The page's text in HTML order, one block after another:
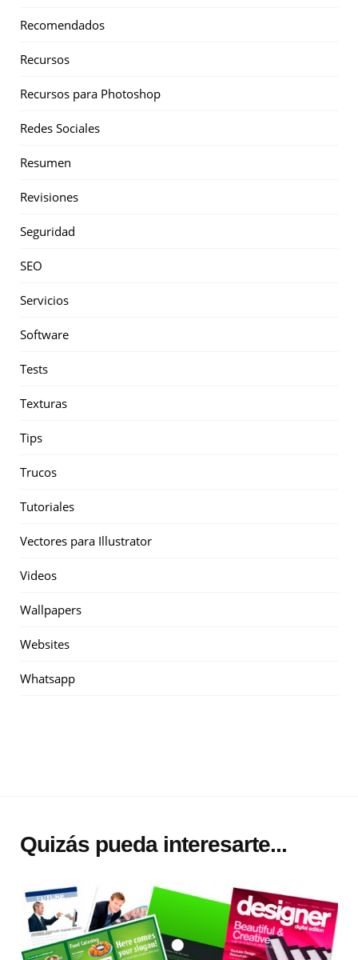
Recomendados
Recursos
Recursos para Photoshop
Redes Sociales
Resumen
Revisiones
Seguridad
SEO
Servicios
Software
Tests
Texturas
Tips
Trucos
Tutoriales
Vectores para Illustrator
Videos
Wallpapers
Websites
Whatsapp
Quizás pueda interesarte...